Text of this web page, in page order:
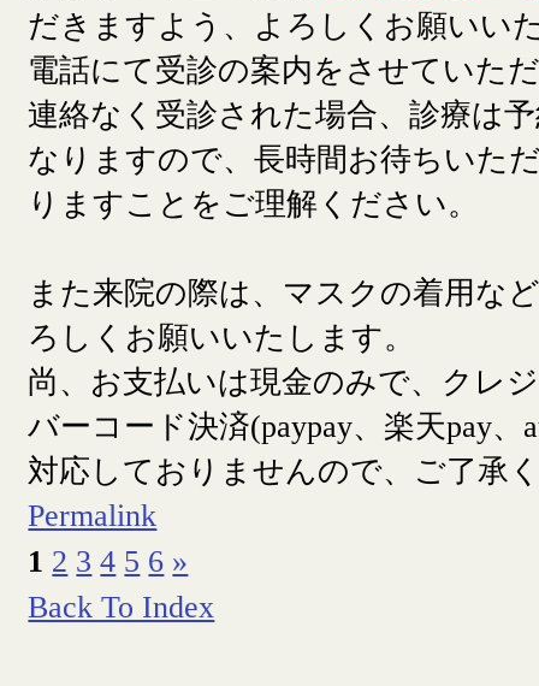
だきますよう、よろしくお願いい
電話にて受診の案内をさせていた
連絡なく受診された場合、診療は
なりますので、長時間お待ちいた
りますことをご理解ください。
また来院の際は、マスクの着用な
ろしくお願いいたします。
尚、お支払いは現金のみで、クレ
バーコード決済(paypay、楽天pay、
対応しておりませんので、ご了承
Permalink
1 2 3 4 5 6 »
Back To Index